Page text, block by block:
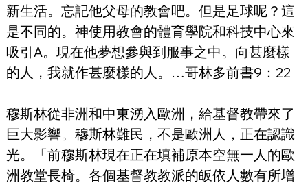
新生活。忘記他父母的教會吧。但是足球呢？這
是不同的。神使用教會的體育學院和科技中心來
吸引A。現在他夢想參與到服事之中。向甚麼樣
的人，我就作甚麼樣的人。…哥林多前書9：22
穆斯林從非洲和中東湧入歐洲，給基督教帶來了
巨大影響。穆斯林難民，不是歐洲人，正在認識
光。「前穆斯林現在正在填補原本空無一人的歐
洲教堂長椅。各個基督教教派的皈依人數有所增